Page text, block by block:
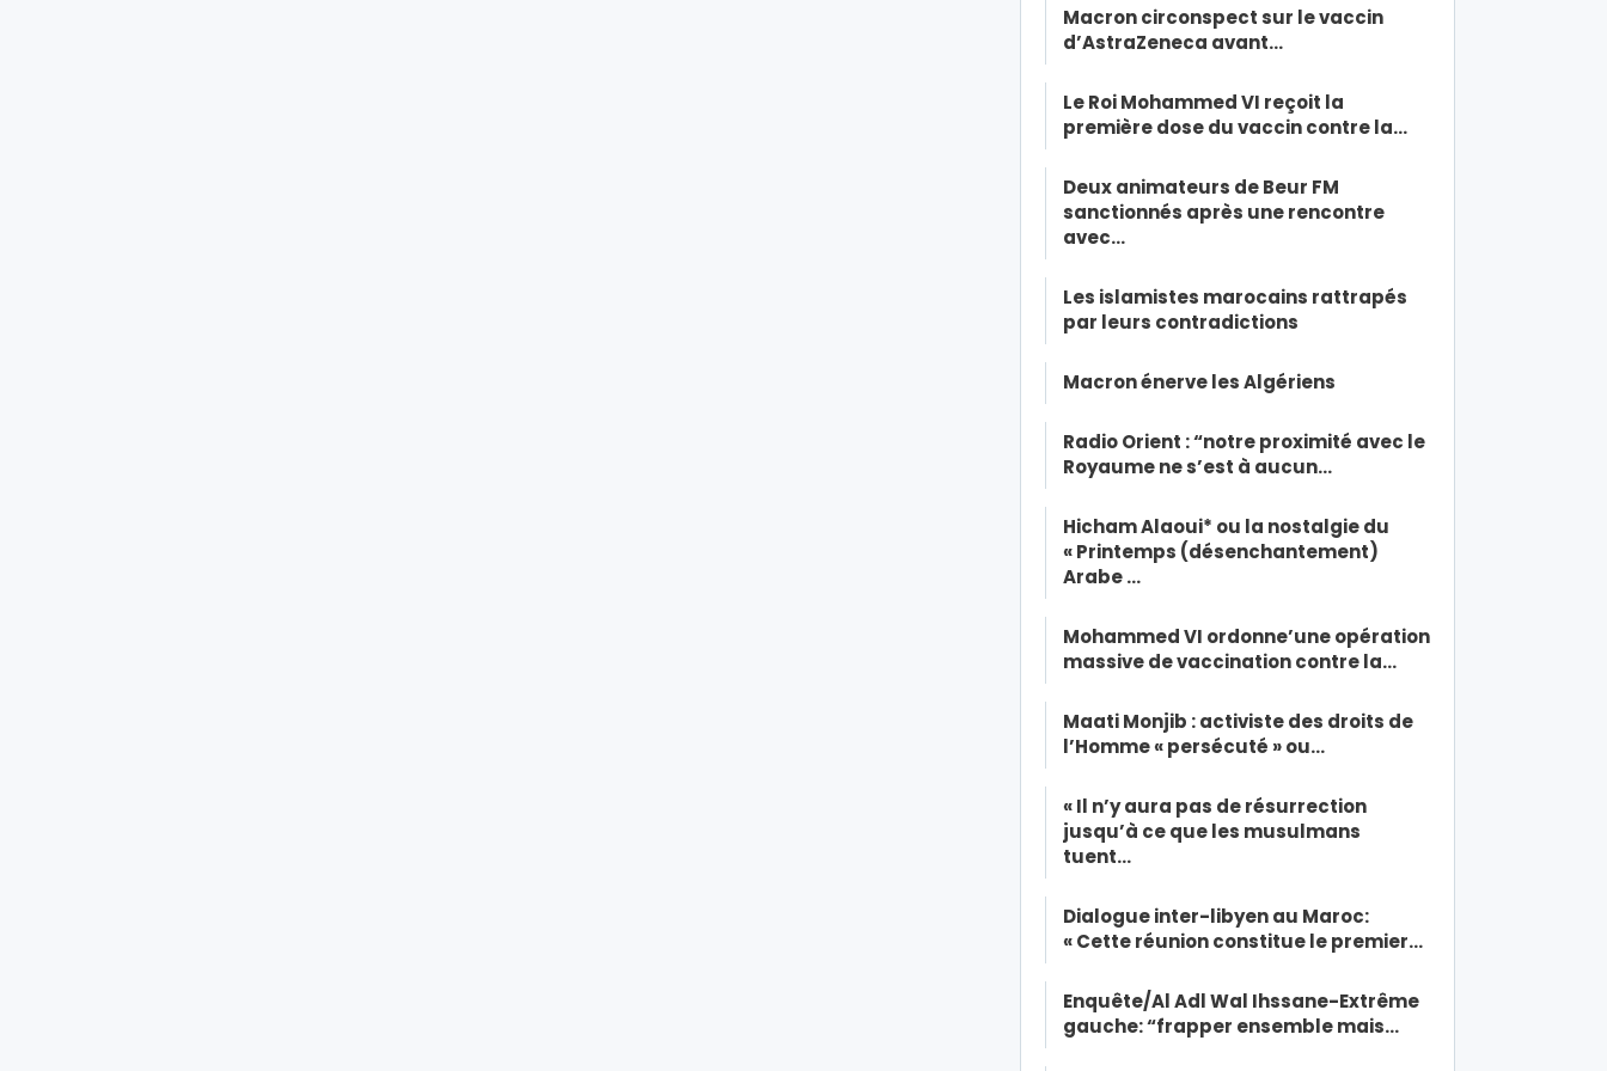
Macron circonspect sur le vaccin
d’AstraZeneca avant…
Le Roi Mohammed VI reçoit la
première dose du vaccin contre la…
Deux animateurs de Beur FM
sanctionnés après une rencontre
avec…
Les islamistes marocains rattrapés
par leurs contradictions
Macron énerve les Algériens
Radio Orient : “notre proximité avec le
Royaume ne s’est à aucun…
Hicham Alaoui* ou la nostalgie du
« Printemps (désenchantement)
Arabe …
Mohammed VI ordonne’une opération
massive de vaccination contre la…
Maati Monjib : activiste des droits de
l’Homme « persécuté » ou…
« Il n’y aura pas de résurrection
jusqu’à ce que les musulmans
tuent…
Dialogue inter-libyen au Maroc:
« Cette réunion constitue le premier…
Enquête/Al Adl Wal Ihssane-Extrême
gauche: “frapper ensemble mais…